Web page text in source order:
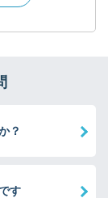
？
す